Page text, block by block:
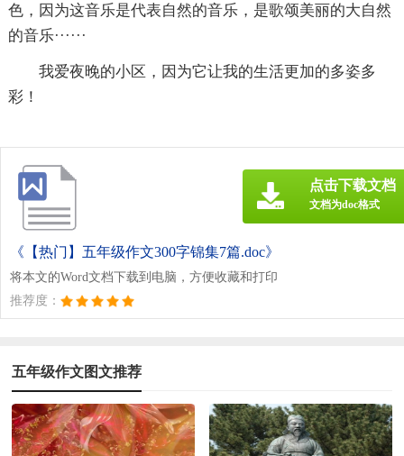
色，因为这音乐是代表自然的音乐，是歌颂美丽的大自然
的音乐······
我爱夜晚的小区，因为它让我的生活更加的多姿多
彩！
《【热门】五年级作文300字锦集7篇.doc》
将本文的Word文档下载到电脑，方便收藏和打印
推荐度：
点击下载文档
文档为doc格式
五年级作文图文推荐